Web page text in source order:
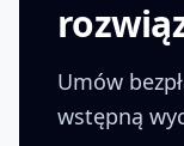
Umów
wstępną